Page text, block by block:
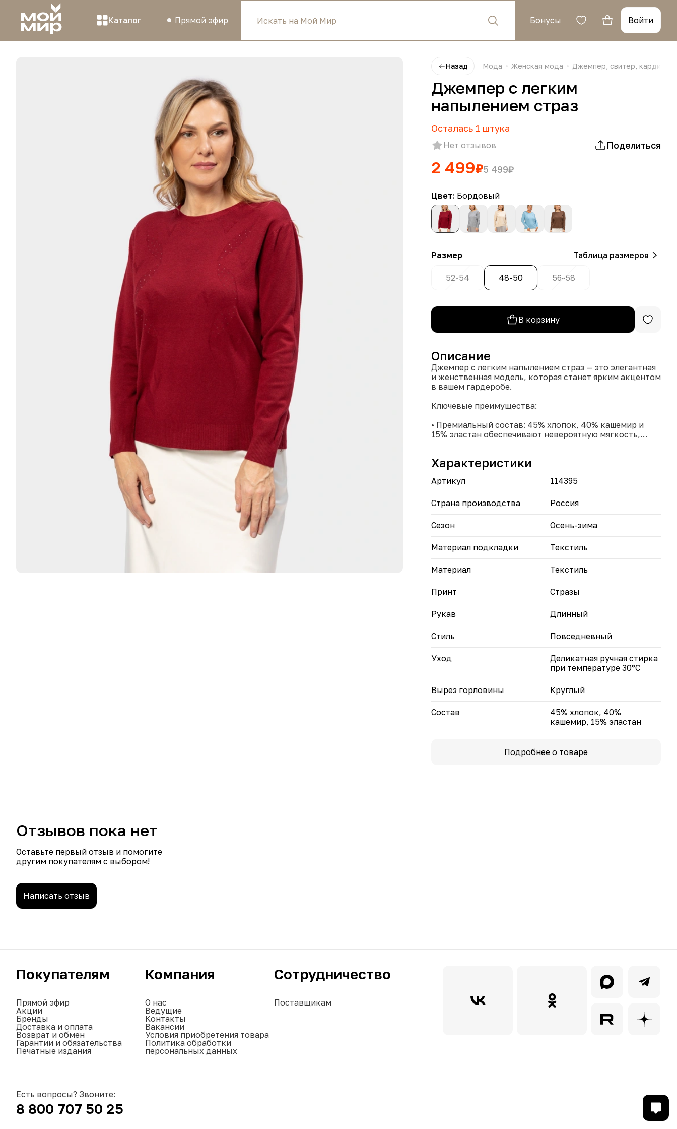
Каталог Прямой эфир Бонусы Войти
Назад Мода Женская мода Джемпер, свитер,
Джемпер с легким
напылением страз
Осталась 1 штука
Нет отзывов Поделиться
2 499₽5 499₽
Цвет: Бордовый
Размер Таблица размеров
52-54 48-50 56-58
В корзину
Описание
Джемпер с легким напылением страз — это элегантная
и женственная модель, которая станет ярким акцентом
в вашем гардеробе.
Ключевые преимущества:
• Премиальный состав: 45% хлопок, 40% кашемир и
15% эластан обеспечивают невероятную мягкость,
добавляет модели деликатный блеск и праздничность
• Универсальность: Пять классических оттенков легко
интегрируются в любой гардероб
гарантируют комфорт для разных типов фигур
В этом джемпере вы будете чувствовать себя
комфортно, стильно и неотразимо в любой ситуации!
Характеристики
Артикул 114395
Страна производства Россия
Сезон Осень-зима
Материал подкладки Текстиль
Материал Текстиль
Принт Стразы
Рукав Длинный
Стиль Повседневный
Уход
Деликатная ручная стирка
при температуре 30°С
Вырез горловины Круглый
Состав
45% хлопок, 40%
кашемир, 15% эластан
Подробнее о товаре
Отзывов пока нет
Оставьте первый отзыв и помогите
другим покупателям с выбором!
Написать отзыв
Покупателям
Прямой эфир
Акции
Бренды
Доставка и оплата
Возврат и обмен
Гарантии и обязательства
Печатные издания
Компания
О нас
Ведущие
Контакты
Вакансии
Условия приобретения товара
Политика обработки
персональных данных
Сотрудничество
Поставщикам
Есть вопросы? Звоните:
8 800 707 50 25